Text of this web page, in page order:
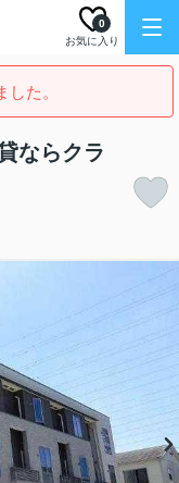
お気に入り
0
た。
ならクラ